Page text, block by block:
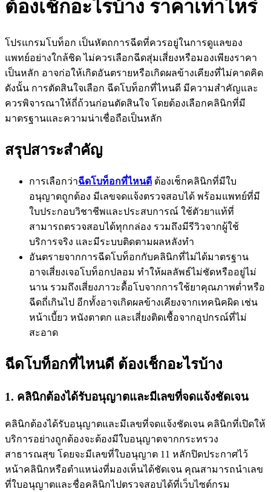
ต้องเช็กอะไรบ้าง ราคาเท่าไหร่
โปรแกรมโบท็อก เป็นหัตถการฉีดที่ควรอยู่ในการดูแลของ
แพทย์อย่างใกล้ชิด ไม่ควรเลือกฉีดสุ่มเสี่ยงหรือมองเพียงราคา
เป็นหลัก อาจก่อให้เกิดอันตรายหรือเกิดผลข้างเคียงที่ไม่คาดคิด
ดังนั้น การตัดสินใจเลือก ฉีดโบท็อกที่ไหนดี มีความสำคัญและ
ควรพิจารณาให้ถี่ถ้วนก่อนตัดสินใจ โดยต้องเลือกคลินิกที่มี
มาตรฐานและความน่าเชื่อถือเป็นหลัก
สรุปสาระสำคัญ
การเลือกว่าฉีดโบท็อกที่ไหนดี ต้องเช็กคลินิกที่มีใบ
อนุญาตถูกต้อง มีเลขจดแจ้งตรวจสอบได้ พร้อมแพทย์ที่มี
ใบประกอบวิชาชีพและประสบการณ์ ใช้ตัวยาแท้ที่
สามารถตรวจสอบได้ทุกกล่อง รวมถึงมีรีวิวจากผู้ใช้
บริการจริง และมีระบบติดตามผลหลังทำ
อันตรายจากการฉีดโบท็อกกับคลินิกที่ไม่ได้มาตรฐาน
อาจเสี่ยงเจอโบท็อกปลอม ทำให้ผลลัพธ์ไม่ชัดหรืออยู่ไม่
นาน รวมถึงเสี่ยงภาวะดื้อโบจากการใช้ยาคุณภาพต่ำหรือ
ฉีดถี่เกินไป อีกทั้งอาจเกิดผลข้างเคียงจากเทคนิคผิด เช่น
หน้าเบี้ยว หนังตาตก และเสี่ยงติดเชื้อจากอุปกรณ์ที่ไม่
สะอาด
ฉีดโบท็อกที่ไหนดี ต้องเช็กอะไรบ้าง
1. คลินิกต้องได้รับอนุญาตและมีเลขที่จดแจ้งชัดเจน
คลินิกต้องได้รับอนุญาตและมีเลขที่จดแจ้งชัดเจน คลินิกที่เปิดให้
บริการอย่างถูกต้องจะต้องมีใบอนุญาตจากกระทรวง
สาธารณสุข โดยจะมีเลขที่ใบอนุญาต 11 หลักปิดประกาศไว้
หน้าคลินิกหรือตำแหน่งที่มองเห็นได้ชัดเจน คุณสามารถนำเลข
ที่ใบอนุญาตและชื่อคลินิกไปตรวจสอบได้ที่เว็บไซต์กรม